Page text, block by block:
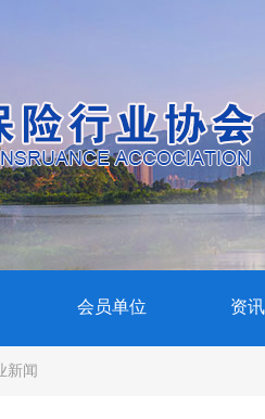
会员单位 资
新闻